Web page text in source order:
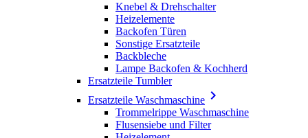
Knebel & Drehschalter
Heizelemente
Backofen Türen
Sonstige Ersatzteile
Backbleche
Lampe Backofen & Kochherd
Ersatzteile Tumbler
Ersatzteile Waschmaschine 
Trommelrippe Waschmaschine
Flusensiebe und Filter